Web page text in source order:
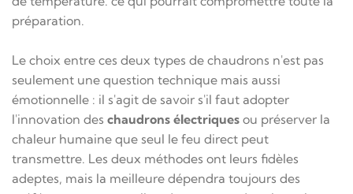
préparation.
Le choix entre ces deux types de chaudrons n'est pas
seulement une question technique mais aussi
émotionnelle : il s'agit de savoir s'il faut adopter
l'innovation des chaudrons électriques ou préserver la
chaleur humaine que seul le feu direct peut
transmettre. Les deux méthodes ont leurs fidèles
adeptes, mais la meilleure dépendra toujours des